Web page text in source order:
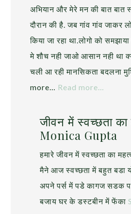
अभियान और मेरे मन की बात बात
दौरान की है. जब गांव गांव जाकर
किया जा रहा था.लोगो को
मे शौच नही जाओ आसान नही था
चली आ रही मानसिकता बदलना
more… Read more…
जीवन में स्वच्छता
Monica Gupta
हमारे जीवन में स्वच्छता का
मैने आज स्वच्छता में बहुत बडा
अपने पर्स में पडे कागज सडक
बजाय घर के डस्टबीन में फेंका